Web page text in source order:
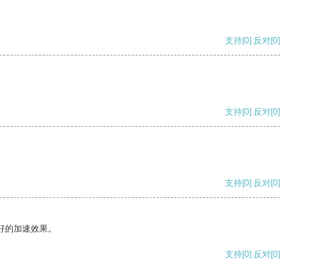
支持[0] 反对[0]
支持[0] 反对[0]
支持[0] 反对[0]
加速效果。
支持[0] 反对[0]